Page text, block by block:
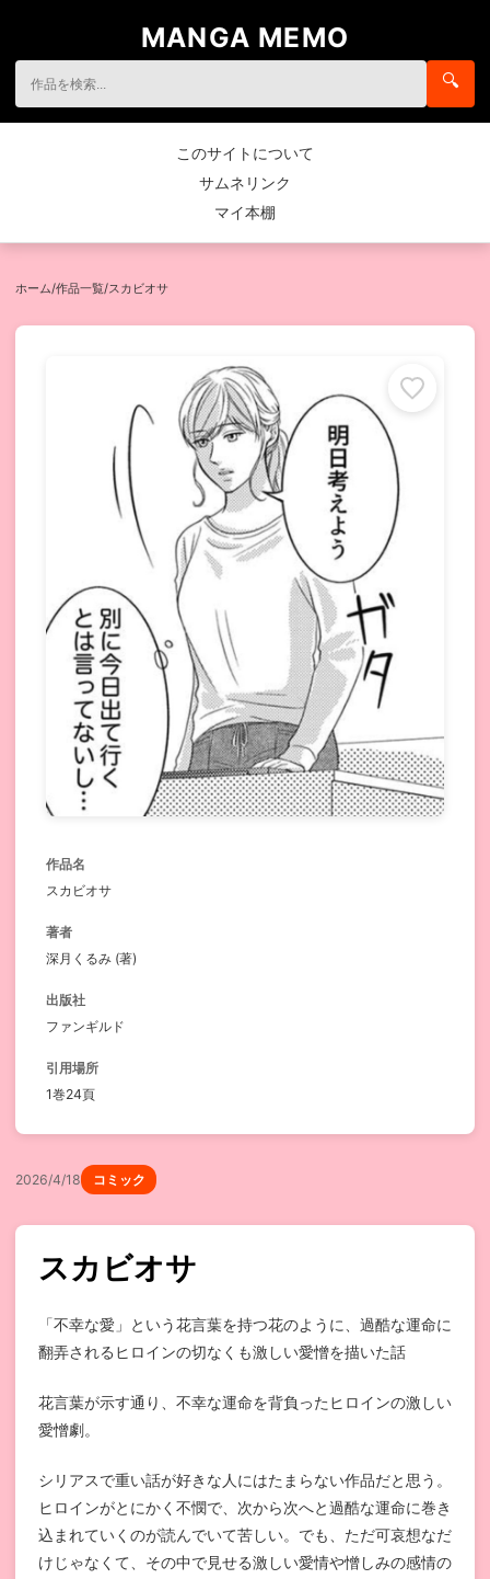
MANGA MEMO
🔍
このサイトについて
サムネリンク
マイ本棚
ホーム/作品一覧/スカビオサ
作品名
スカビオサ
著者
深月くるみ (著)
出版社
ファンギルド
引用場所
1巻24頁
2026/4/18 コミック
スカビオサ
「不幸な愛」という花言葉を持つ花のように、過酷な運命に
翻弄されるヒロインの切なくも激しい愛憎を描いた話
花言葉が示す通り、不幸な運命を背負ったヒロインの激しい
愛憎劇。
シリアスで重い話が好きな人にはたまらない作品だと思う。
ヒロインがとにかく不憫で、次から次へと過酷な運命に巻き
込まれていくのが読んでいて苦しい。でも、ただ可哀想なだ
けじゃなくて、その中で見せる激しい愛情や憎しみの感情の